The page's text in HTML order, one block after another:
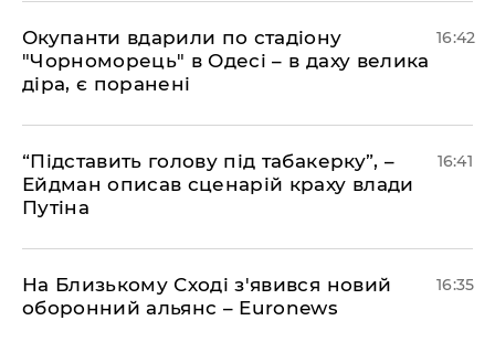
​Окупанти вдарили по стадіону
"Чорноморець" в Одесі – в даху велика
діра, є поранені
16:42
​“Підставить голову під табакерку”, –
Ейдман описав сценарій краху влади
Путіна
16:41
На Близькому Сході з'явився новий
оборонний альянс – Euronews
16:35